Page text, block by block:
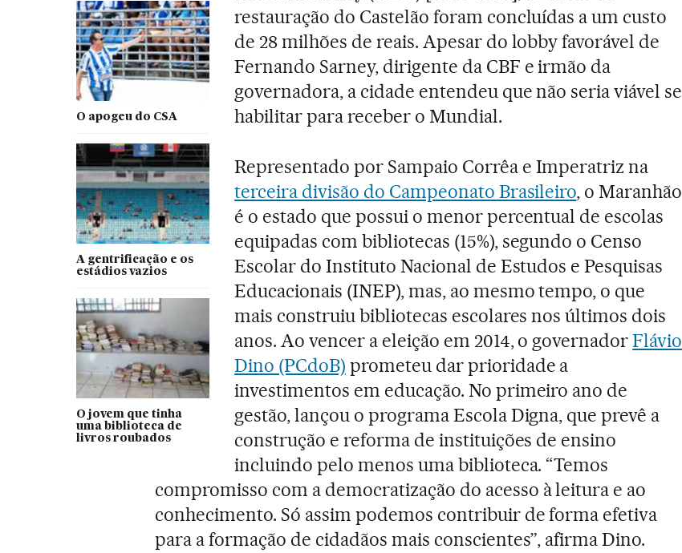
O apogeu do CSA
A gentrificação e os
estádios vazios
O jovem que tinha
uma biblioteca de
livros roubados
restauração do Castelão foram concluídas a um custo
de 28 milhões de reais. Apesar do lobby favorável de
Fernando Sarney, dirigente da CBF e irmão da
governadora, a cidade entendeu que não seria viável se
habilitar para receber o Mundial.
Representado por Sampaio Corrêa e Imperatriz na
terceira divisão do Campeonato Brasileiro, o Maranhão
é o estado que possui o menor percentual de escolas
equipadas com bibliotecas (15%), segundo o Censo
Escolar do Instituto Nacional de Estudos e Pesquisas
Educacionais (INEP), mas, ao mesmo tempo, o que
mais construiu bibliotecas escolares nos últimos dois
anos. Ao vencer a eleição em 2014, o governadorFlávio
Dino (PCdoB) prometeu dar prioridade a
investimentos em educação. No primeiro ano de
gestão, lançou o programa Escola Digna, que prevê a
construção e reforma de instituições de ensino
incluindo pelo menos uma biblioteca. “Temos
compromisso com a democratização do acesso à leitura e ao
conhecimento. Só assim podemos contribuir de forma efetiva
para a formação de cidadãos mais conscientes”, afirma Dino.